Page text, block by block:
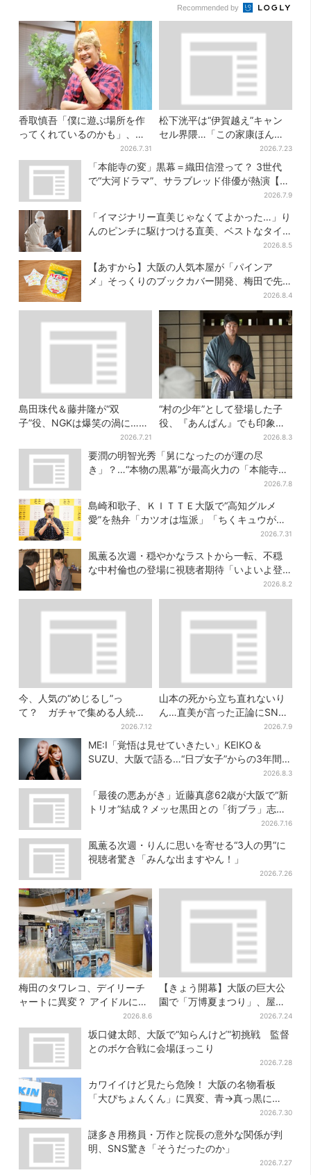
Recommended by
香取慎吾「僕に遊ぶ場所を作
ってくれているのかも」、異
色バラエティ『しんごの芽』
で感じた読売テレビの“パンク
精神”
2026.7.31
松下洸平は“伊賀越え”キャン
セル界隈…「この家康ほんと
憎たらしいな」【豊臣兄弟】
2026.7.23
「本能寺の変」黒幕＝織田信澄って？ 3世代
で“大河ドラマ”、サラブレッド俳優が熱演【豊
2026.7.9
「イマジナリー直美じゃなくてよかった…」り
んのピンチに駆けつける直美、ベストなタイ
2026.8.5
【あすから】大阪の人気本屋が「パインア
メ」そっくりのブックカバー開発、梅田で先
2026.8.4
島田珠代＆藤井隆が“双
子”役、NGKは爆笑の渦に…序
盤から汗だく「どうかしてま
した！」
2026.7.21
“村の少年”として登場した子
役、『あんぱん』でも印象的
だった…視聴者驚き「どうり
で演技上手だと」
2026.8.3
要潤の明智光秀「舅になったのが運の尽
き」？…“本物の黒幕”が最高火力の「本能寺」
2026.7.8
島崎和歌子、ＫＩＴＴＥ大阪で“高知グルメ
愛”を熱弁「カツオは塩派」「ちくキュウがお
2026.7.31
風薫る次週・穏やかなラストから一転、不穏
な中村倫也の登場に視聴者期待「いよいよ登
2026.8.2
今、人気の“めじるし”っ
て？ ガチャで集める人続
出…収集家とメーカーに聞い
たヒットの背景
2026.7.12
山本の死から立ち直れないり
ん…直美が言った正論にSNS
納得「よく言ってくれた」2026.7.9
ME:I「覚悟は見せていきたい」KEIKO＆
SUZU、大阪で語る…“日プ女子”からの3年間
2026.8.3
「最後の悪あがき」近藤真彦62歳が大阪で“新
トリオ”結成？メッセ黒田との「街ブラ」志願
2026.7.16
風薫る次週・りんに思いを寄せる“3人の男”に
視聴者驚き「みんな出ますやん！」
2026.7.26
梅田のタワレコ、デイリーチ
ャートに異変？ アイドルに混
じり“マユリカ”が1位に…お笑
いが強すぎる理由とは
2026.8.6
【きょう開幕】大阪の巨大公
園で「万博夏まつり」、屋台
グルメ＆幻想的イルミネーシ
ョン…計27日間開催
2026.7.24
坂口健太郎、大阪で“知らんけど”初挑戦 監督
とのボケ合戦に会場ほっこり
2026.7.28
カワイイけど見たら危険！ 大阪の名物看板
「大ぴちょんくん」に異変、青→真っ黒に…
2026.7.30
謎多き用務員・万作と院長の意外な関係が判
明、SNS驚き「そうだったのか」
2026.7.27